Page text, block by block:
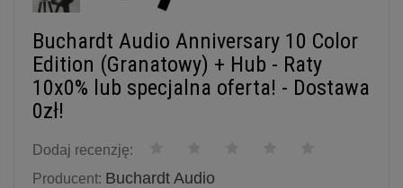
Buchardt Audio Anniversary 10 Color
Edition (Granatowy) + Hub - Raty
10x0% lub specjalna oferta! - Dostawa
0zł!
Dodaj recenzję:
Producent: Buchardt Audio